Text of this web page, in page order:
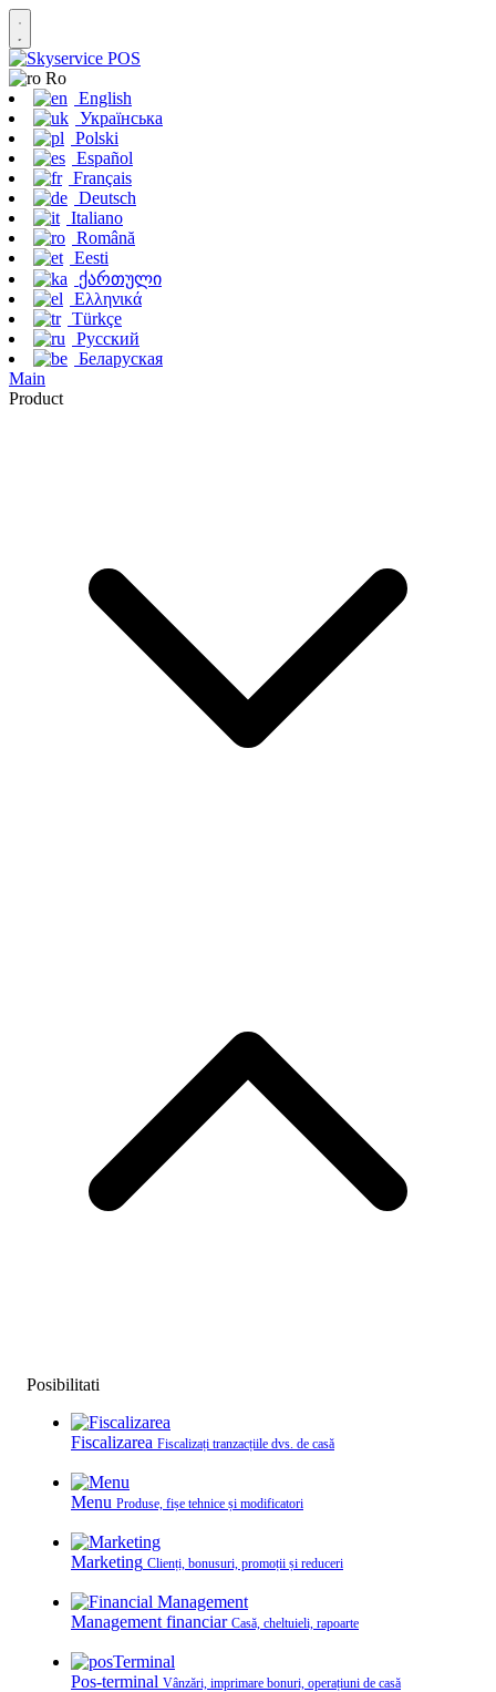
Ro
English
Українська
Polski
Español
Français
Deutsch
Italiano
Română
Eesti
ქართული
Ελληνικά
Türkçe
Русский
Беларуская
Main
Product
Posibilitati
Fiscalizarea Fiscalizați tranzacțiile dvs. de casă
Menu Produse, fișe tehnice și modificatori
Marketing Clienți, bonusuri, promoții și reduceri
Management financiar Casă, cheltuieli, rapoarte
Pos-terminal Vânzări, imprimare bonuri, operațiuni de casă